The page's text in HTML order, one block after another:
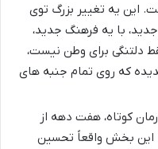
این یه تغییر بزرگ توی
با یه فرهنگ جدید،
برای وطن نیست،
که روی تمام جنبه های
کوتاه، هفت دهه از
این بخش واقعاً تحسین